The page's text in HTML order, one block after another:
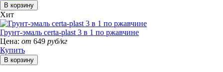
Хит
Грунт-эмаль certa-plast 3 в 1 по ржавчине
Цена: от 649 руб/кг
Купить